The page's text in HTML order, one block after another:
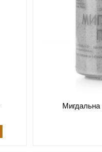
Мигдальна